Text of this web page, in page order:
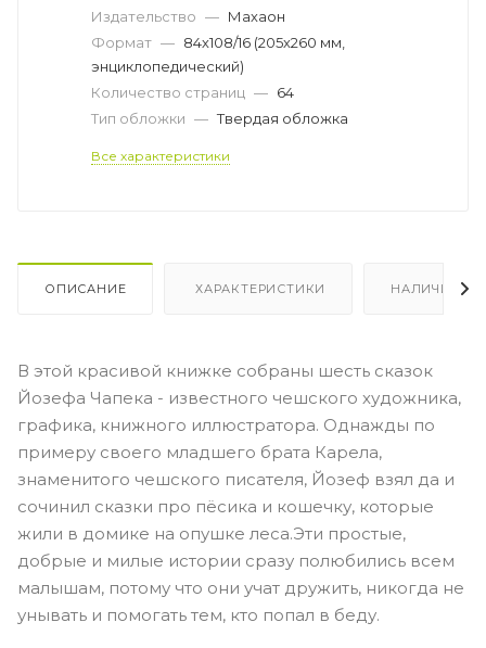
Издательство — Махаон
Формат — 84х108/16 (205х260 мм,
энциклопедический)
Количество страниц — 64
Тип обложки — Твердая обложка
Все характеристики
ОПИСАНИЕ ХАРАКТЕРИСТИКИ НАЛИЧИЕ
В этой красивой книжке собраны шесть сказок
Йозефа Чапека - известного чешского художника,
графика, книжного иллюстратора. Однажды по
примеру своего младшего брата Карела,
знаменитого чешского писателя, Йозеф взял да и
сочинил сказки про пёсика и кошечку, которые
жили в домике на опушке леса.Эти простые,
добрые и милые истории сразу полюбились всем
малышам, потому что они учат дружить, никогда не
унывать и помогать тем, кто попал в беду.